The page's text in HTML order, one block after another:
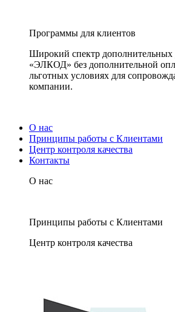
Программы для клиентов
Широкий спектр дополнительных
«ЭЛКОД» без дополнительной
льготных условиях для
компании.
О нас
Принципы работы с Клиентами
Центр контроля качества
Контакты
О нас
Принципы работы с Клиентами
Центр контроля качества